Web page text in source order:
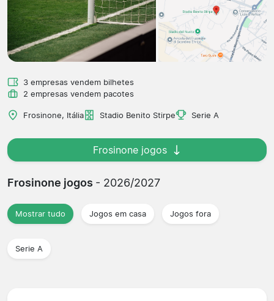
3 empresas vendem bilhetes
2 empresas vendem pacotes
Frosinone, Itália Stadio Benito Stirpe Serie A
Frosinone jogos
Frosinone jogos - 2026/2027
Mostrar tudo Jogos em casa Jogos fora
Serie A